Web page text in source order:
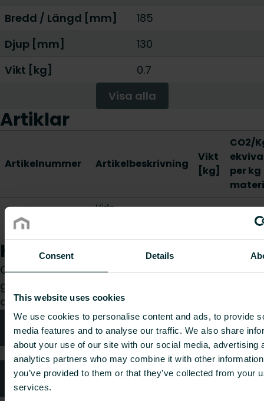
Consent Details
This website uses cookies
We use cookies to personalise content and ads, to provide
media features and to analyse our traffic. We also share
about your use of our site with our social media, advertising
analytics partners who may combine it with other
you’ve provided to them or that they’ve collected from your
services.
Bredd / Längd [mm]
185
Djup [mm]
130
Vikt [kg]
0.7
Visa alla
Artiklar
Artikelnummer Artikelbeskrivning
Vikt
[kg]
CO2/
per kg
AZ500007524112N0
Vido
Hur kan vi hjälpa dig?
Oavsett om du är konsult, installatör, arkitekt eller
grossist, välj en kategori så tar vi gärna hand om
din förfrågan.
Teknisk rådgivning
Kundtjänst